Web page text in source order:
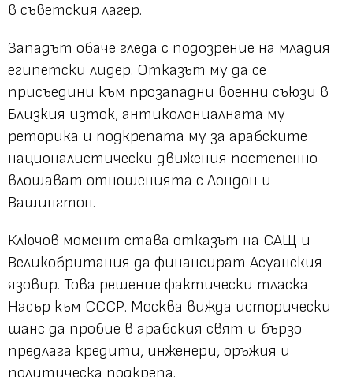
в съветския лагер.
Западът обаче гледа с подозрение на младия
египетски лидер. Отказът му да се
присъедини към прозападни военни съюзи в
Близкия изток, антиколониалната му
реторика и подкрепата му за арабските
националистически движения постепенно
влошават отношенията с Лондон и
Вашингтон.
Ключов момент става отказът на САЩ и
Великобритания да финансират Асуанския
язовир. Това решение фактически тласка
Насър към СССР. Москва вижда исторически
шанс да пробие в арабския свят и бързо
предлага кредити, инженери, оръжия и